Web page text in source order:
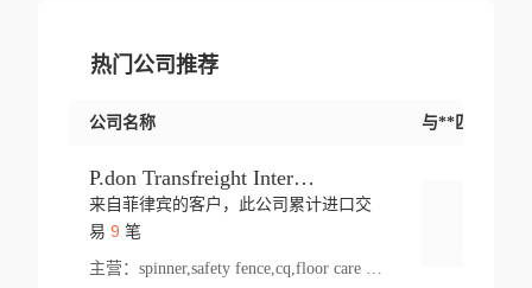
热门公司推荐
公司名称 与**匹配交易
P.don Transfreight International
来自菲律宾的客户，此公司累计进口交
易 9 笔
主营：